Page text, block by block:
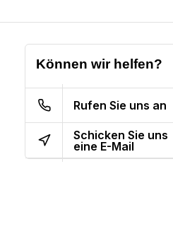
Können wir helfen?
Rufen Sie uns an
Schicken Sie uns
eine E-Mail